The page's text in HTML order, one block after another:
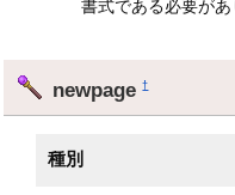
書式である必要があ
newpage†
種別